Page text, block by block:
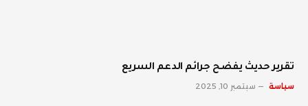
تقرير حديث يفضح جرائم الدعم السريع
سياسة سبتمبر 10, 2025